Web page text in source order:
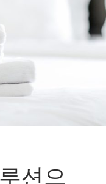
션으